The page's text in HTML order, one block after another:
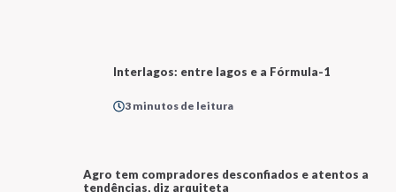
Interlagos: entre lagos e a Fórmula-1
3 minutos de leitura
Agro tem compradores desconfiados e
atentos a tendências, diz arquiteta